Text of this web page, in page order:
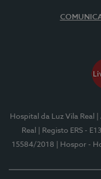
Hospital da Luz Vila Real
Real
| Registo ERS -
15584/2018
| Hospor -